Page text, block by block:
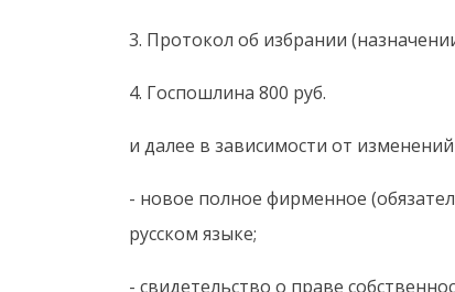
3. Протокол об избрании
4. Госпошлина 800 руб.
и далее в зависимости от
- новое полное фирменное
русском языке;
- свидетельство о праве